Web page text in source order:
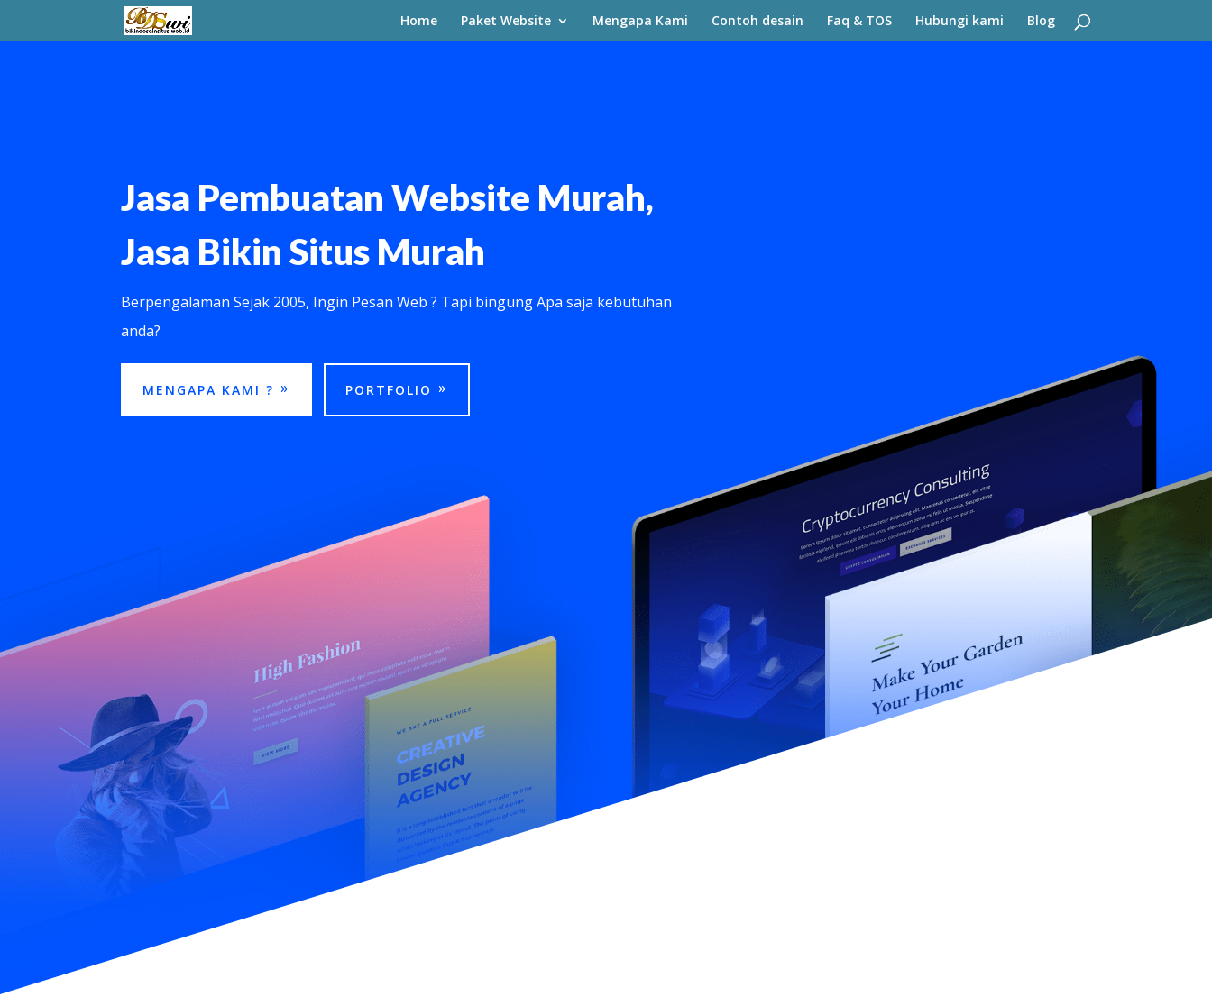
Home Paket Website Mengapa Kami Contoh desain Faq & TOS Hubungi kami Blog
Jasa Pembuatan Website Murah,
Jasa Bikin Situs Murah
Berpengalaman Sejak 2005, Ingin Pesan Web ? Tapi bingung Apa saja kebutuhan
anda?
MENGAPA KAMI ? PORTFOLIO